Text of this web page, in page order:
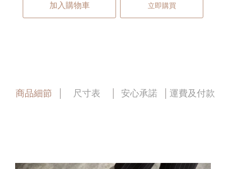
加入購物車 立即購買
商品細節 尺寸表 安心承諾 運費及付款